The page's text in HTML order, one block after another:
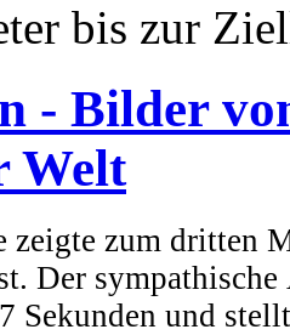
bis zur
- Bilder
Welt
zeigte zum dritten
Der sympathische
Sekunden und